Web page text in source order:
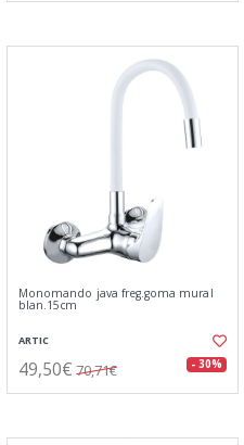
Monomando java freg.goma mural
blan.15cm
ARTIC
49,50€ 70,71€ - 30%